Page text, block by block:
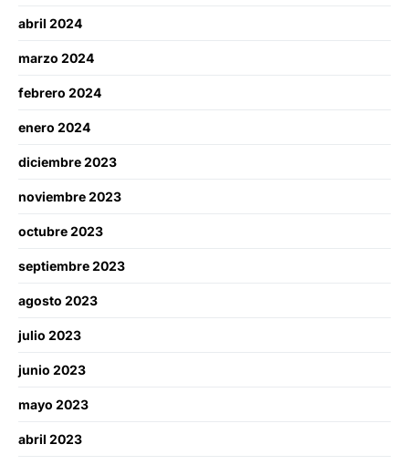
abril 2024
marzo 2024
febrero 2024
enero 2024
diciembre 2023
noviembre 2023
octubre 2023
septiembre 2023
agosto 2023
julio 2023
junio 2023
mayo 2023
abril 2023